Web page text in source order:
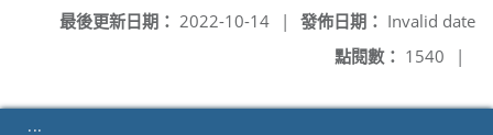
發佈日期： Invalid date
最後更新日期： 2022-10-14
|
點閱數： 1540 |